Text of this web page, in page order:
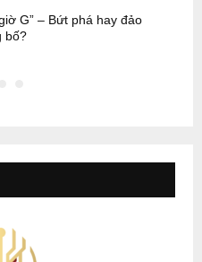
G” – Bứt phá hay đảo
bố?